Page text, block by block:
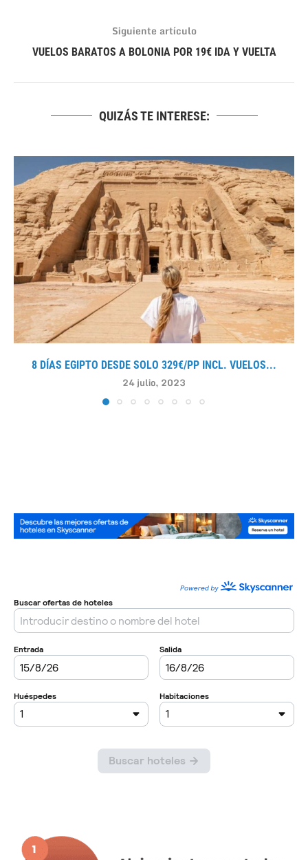
Siguiente artículo
VUELOS BARATOS A BOLONIA POR 19€ IDA Y VUELTA
QUIZÁS TE INTERESE:
8 DÍAS EGIPTO DESDE SOLO 329€/PP INCL. VUELOS...
24 julio, 2023